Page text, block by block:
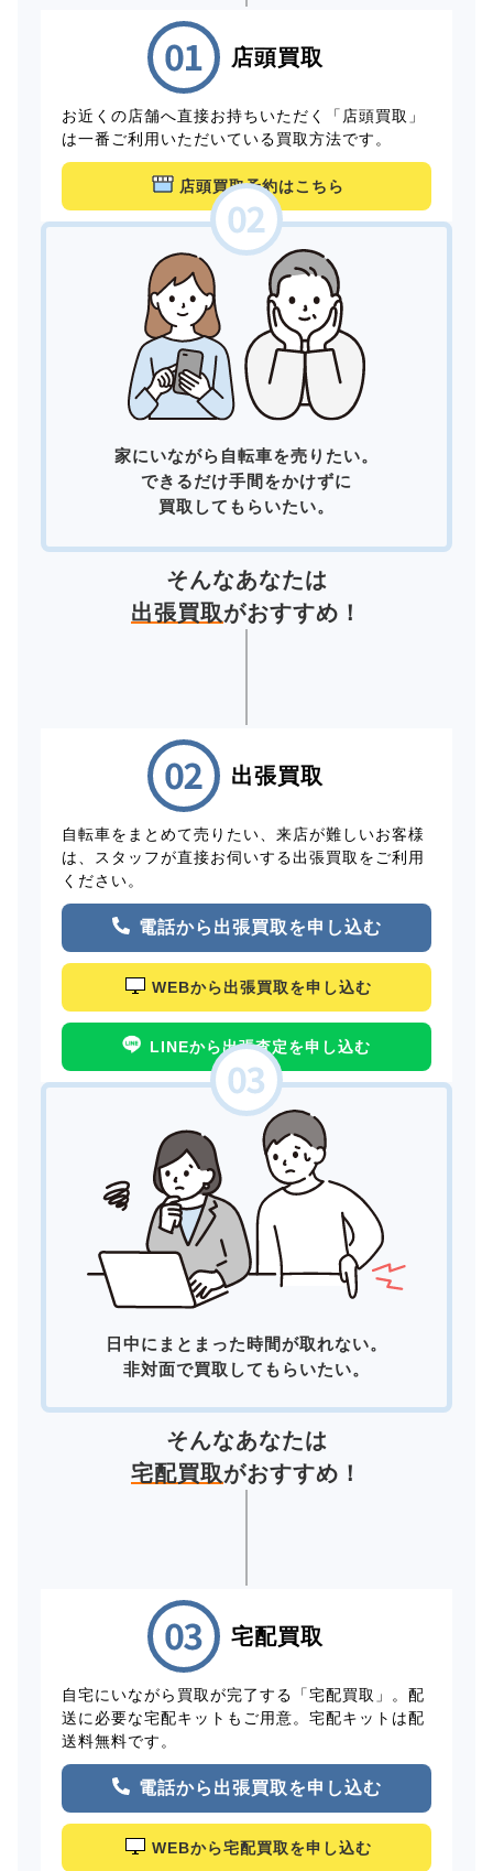
店頭買取
お近くの店舗へ直接お持ちいただく「店頭買取」
は一番ご利用いただいている買取方法です。
店頭買取予約はこちら
家にいながら自転車を売りたい。
できるだけ手間をかけずに
買取してもらいたい。
そんなあなたは
出張買取がおすすめ！
出張買取
自転車をまとめて売りたい、来店が難しいお客様
は、スタッフが直接お伺いする出張買取をご利用
ください。
電話から出張買取を申し込む
WEBから出張買取を申し込む
LINEから出張査定を申し込む
日中にまとまった時間が取れない。
非対面で買取してもらいたい。
そんなあなたは
宅配買取がおすすめ！
宅配買取
自宅にいながら買取が完了する「宅配買取」。配
送に必要な宅配キットもご用意。宅配キットは配
送料無料です。
電話から出張買取を申し込む
WEBから宅配買取を申し込む